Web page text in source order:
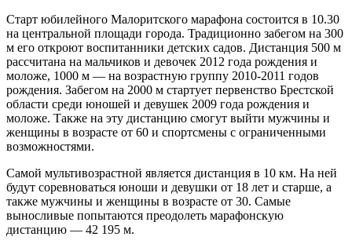
Старт юбилейного Малоритского марафона состоится в 10.30
на центральной площади города. Традиционно забегом на 300
м его откроют воспитанники детских садов. Дистанция 500 м
рассчитана на мальчиков и девочек 2012 года рождения и
моложе, 1000 м — на возрастную группу 2010-2011 годов
рождения. Забегом на 2000 м стартует первенство Брестской
области среди юношей и девушек 2009 года рождения и
моложе. Также на эту дистанцию смогут выйти мужчины и
женщины в возрасте от 60 и спортсмены с ограниченными
возможностями.
Самой мультивозрастной является дистанция в 10 км. На ней
будут соревноваться юноши и девушки от 18 лет и старше, а
также мужчины и женщины в возрасте от 30. Самые
выносливые попытаются преодолеть марафонскую
дистанцию — 42 195 м.